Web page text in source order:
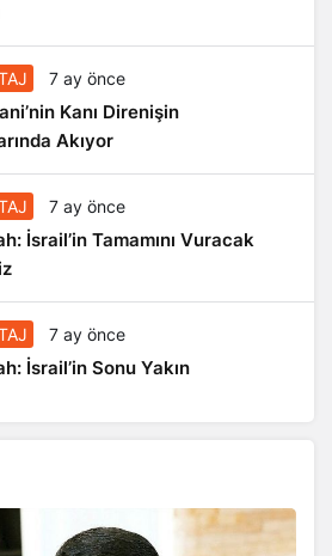
7 ay önce
Kanı Direnişin
Akıyor
7 ay önce
İsrail’in Tamamını Vuracak
7 ay önce
İsrail’in Sonu Yakın